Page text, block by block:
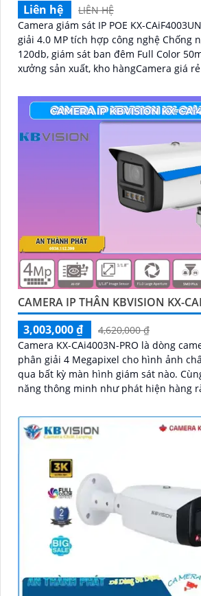
Liên hệ
LIÊN HỆ
Camera giám sát IP POE KX-CAiF4003UN-TiF-A độ phân
giải 4.0 MP tích hợp công nghệ Chống
120db, giám sát ban đêm Full Color
xưởng sản xuất, kho hàngCamera giá rẻ
CAMERA IP THÂN KBVISION KX-
3,003,000 ₫
4,620,000 ₫
Camera KX-CAi4003N-PRO là dòng
phân giải 4 Megapixel cho hình ảnh
qua bất kỳ màn hình giám sát nào.
năng thông minh như phát hiện hàng
sự kiện thông minh giúp nâng cao
ninh